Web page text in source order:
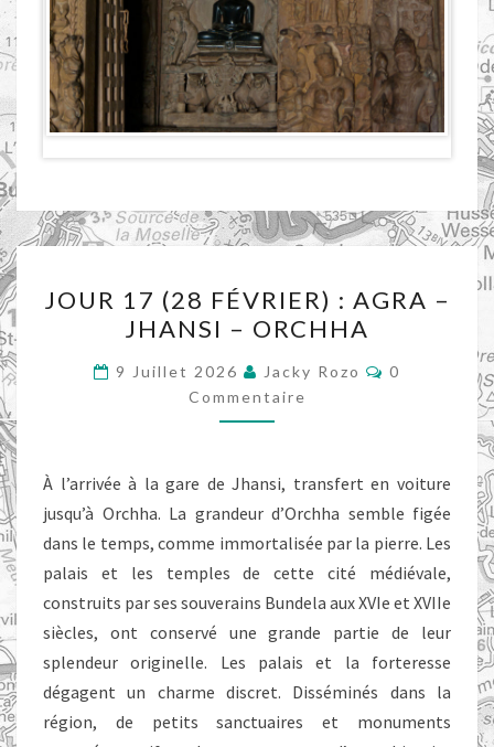
17
(28
FÉVRIER)
:
AGRA
JHANSI
–
ORCHHA
JOUR 17 (28 FÉVRIER) : AGRA –
JHANSI – ORCHHA
9 Juillet 2026 Jacky Rozo
0
Commentaire
À l’arrivée à la gare de Jhansi, transfert en voiture
jusqu’à Orchha. La grandeur d’Orchha semble figée
dans le temps, comme immortalisée par la pierre. Les
palais et les temples de cette cité médiévale,
construits par ses souverains Bundela aux XVIe et XVIIe
siècles, ont conservé une grande partie de leur
splendeur originelle. Les palais et la forteresse
dégagent un charme discret. Disséminés dans la
région, de petits sanctuaires et monuments